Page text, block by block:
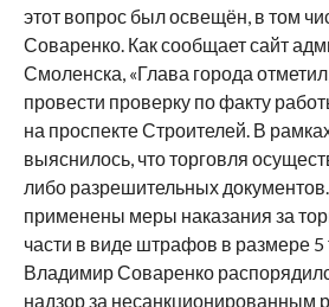
этот вопрос был освещён, в том
Соваренко. Как сообщает сайт
Смоленска, «Глава города
провести проверку по факту
на проспекте Строителей. В
выяснилось, что торговля
либо разрешительных
применены меры наказания за
части в виде штрафов в размере 5
Владимир Соваренко
надзор за несанкционированным